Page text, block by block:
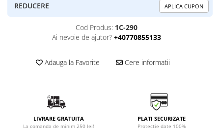
REDUCERE APLICA CUPON
Cod Produs: 1C-290
Ai nevoie de ajutor? +40770855133
Adauga la Favorite Cere informatii
LIVRARE GRATUITA
La comanda de minim 250 lei!
PLATI SECURIZATE
Protectie date 100%